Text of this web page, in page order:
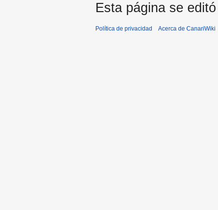
Esta página se
Política de privacidad Acerca de CanariWiki